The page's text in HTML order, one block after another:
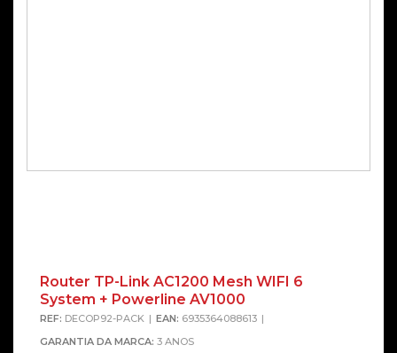
Router TP-Link AC1200 Mesh WIFI 6
System + Powerline AV1000
REF: DECOP92-PACK EAN: 6935364088613
GARANTIA DA MARCA: 3 ANOS